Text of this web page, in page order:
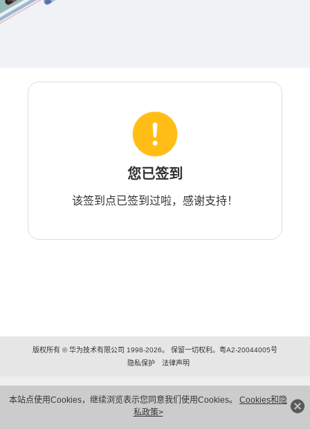
本站点使用Cookies，继续浏览表示您同意我们使用Cookies。 Cookies和隐
私政策>
您已签到
该签到点已签到过啦，感谢支持！
版权所有 © 华为技术有限公司 1998-2026。 保留一切权利。粤A2-20044005号
隐私保护
法律声明